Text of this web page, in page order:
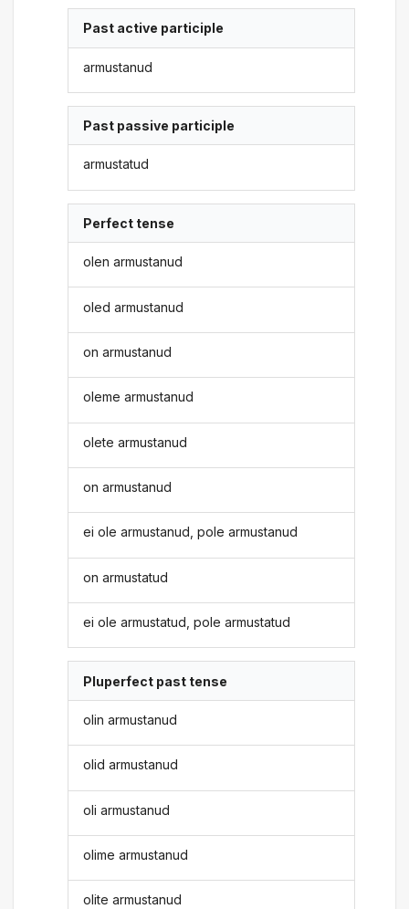
Past active participle
armustanud
Past passive participle
armustatud
Perfect tense
olen armustanud
oled armustanud
on armustanud
oleme armustanud
olete armustanud
on armustanud
ei ole armustanud, pole armustanud
on armustatud
ei ole armustatud, pole armustatud
Pluperfect past tense
olin armustanud
olid armustanud
oli armustanud
olime armustanud
olite armustanud